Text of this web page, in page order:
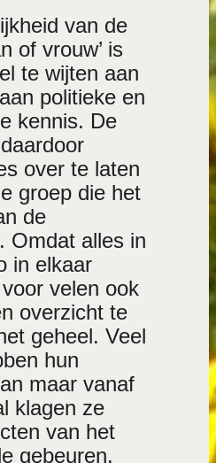
van de
of vrouw’ is
te wijten aan
politieke en
kennis. De
over te laten
groep die het
de
Omdat alles in
in elkaar
velen ook
overzicht te
geheel. Veel
hun
maar vanaf
klagen ze
van het
gebeuren.